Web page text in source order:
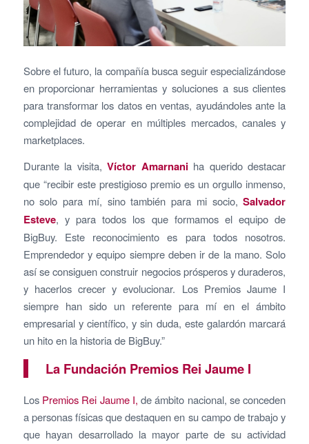
Sobre el futuro, la compañía busca seguir especializándose
en proporcionar herramientas y soluciones a sus clientes
para transformar los datos en ventas, ayudándoles ante la
complejidad de operar en múltiples mercados, canales y
marketplaces.
Durante la visita,Víctor Amarnaniha querido destacar
que “recibir este prestigioso premio es un orgullo inmenso,
no solo para mí, sino también para mi socio,Salvador
Esteve, y para todos los que formamos el equipo de
BigBuy. Este reconocimiento es para todos nosotros.
Emprendedor y equipo siempre deben ir de la mano. Solo
así se consiguen construir negocios prósperos y duraderos,
y hacerlos crecer y evolucionar. Los Premios Jaume I
siempre han sido un referente para mí en el ámbito
empresarial y científico, y sin duda, este galardón marcará
un hito en la historia de BigBuy.”
La Fundación Premios Rei Jaume I
Los Premios Rei Jaume I, de ámbito nacional, se conceden
a personas físicas que destaquen en su campo de trabajo y
que hayan desarrollado la mayor parte de su actividad